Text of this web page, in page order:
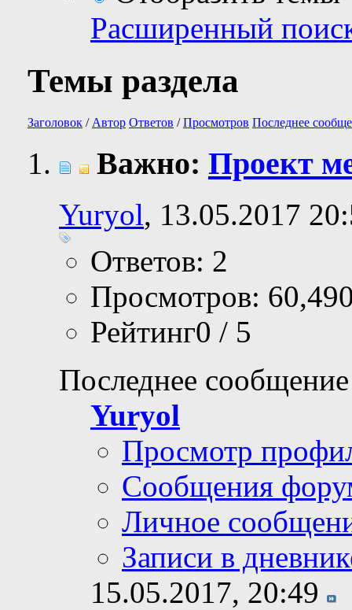
Расширенный
Темы раздела
Заголовок / Автор Ответов /Просмотров Последнее
Важно: Проект
Yuryol, 13.05.2017
Ответов: 2
Просмотров:
Рейтинг0 / 5
Последнее
Yuryol
Просмотр
Сообщения
Личное
Записи в
15.05.2017, 20:49